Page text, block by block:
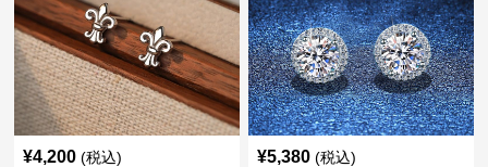
¥4,200 (税込) ¥5,380 (税込)